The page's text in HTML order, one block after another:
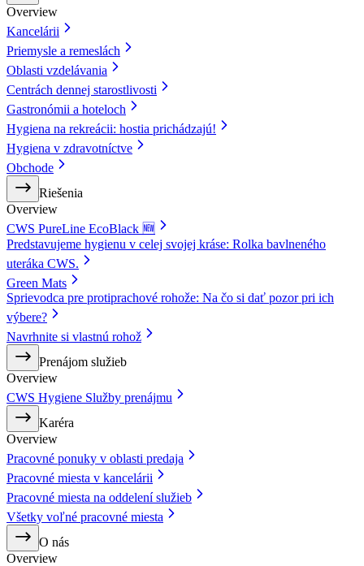
Overview
Kancelárii
Priemysle a remeslách
Oblasti vzdelávania
Centrách dennej starostlivosti
Gastronómii a hoteloch
Hygiena na rekreácii: hostia prichádzajú!
Hygiena v zdravotníctve
Obchode
Riešenia
Overview
CWS PureLine EcoBlack 🆕
Predstavujeme hygienu v celej svojej kráse: Rolka bavlneného
uteráka CWS.
Green Mats
Sprievodca pre protiprachové rohože: Na čo si dať pozor pri ich
výbere?
Navrhnite si vlastnú rohož
Prenájom služieb
Overview
CWS Hygiene Služby prenájmu
Karéra
Overview
Pracovné ponuky v oblasti predaja
Pracovné miesta v kancelárii
Pracovné miesta na oddelení služieb
Všetky voľné pracovné miesta
O nás
Overview